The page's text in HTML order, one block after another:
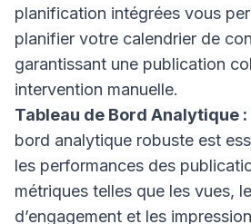
planification intégrées vous
planifier votre calendrier de
garantissant une publication
intervention manuelle.
Tableau de Bord Analytique :
bord analytique robuste est
les performances des
métriques telles que les vues,
d’engagement et les